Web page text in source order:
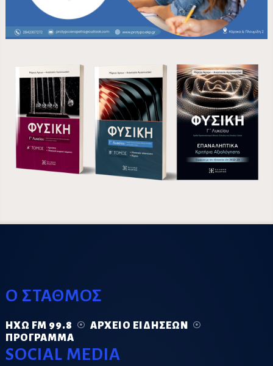
Ο ΣΤΑΘΜΟΣ
ΗΧΏ FM 99.8
ΑΡΧΕΊΟ ΕΙΔΉΣΕΩΝ
ΠΡΌΓΡΑΜΜΑ
SOCIAL MEDIA